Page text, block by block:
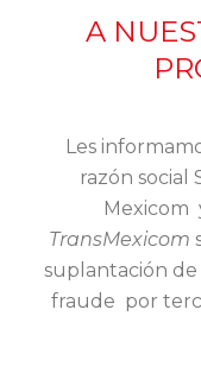
A
Les
razón social
Mexicom
TransMexicom
suplantación de
fraude por